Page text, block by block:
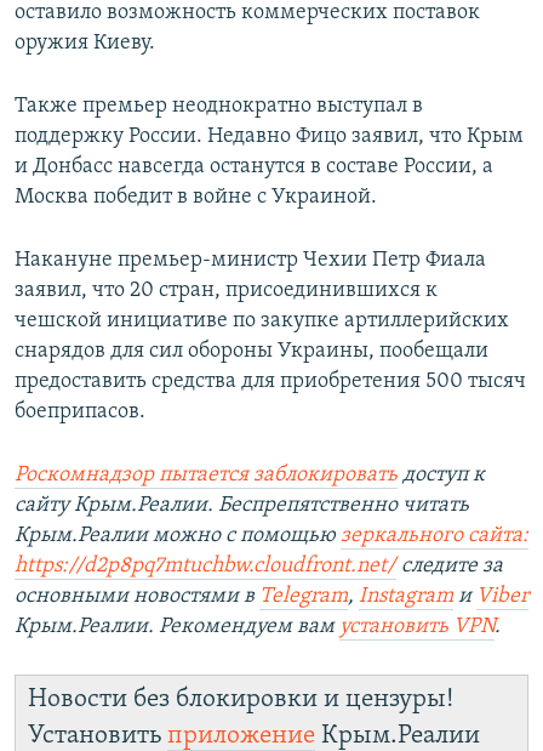
оставило возможность коммерческих поставок
оружия Киеву.
Также премьер неоднократно выступал в
поддержку России. Недавно Фицо заявил, что Крым
и Донбасс навсегда останутся в составе России, а
Москва победит в войне с Украиной.
Накануне премьер-министр Чехии Петр Фиала
заявил, что 20 стран, присоединившихся к
чешской инициативе по закупке артиллерийских
снарядов для сил обороны Украины, пообещали
предоставить средства для приобретения 500 тысяч
боеприпасов.
Роскомнадзор пытается заблокировать доступ к
сайту Крым.Реалии. Беспрепятственно читать
Крым.Реалии можно с помощью зеркального сайта:
https://d2p8pq7mtuchbw.cloudfront.net/следите за
основными новостями в Telegram, Instagram и Viber
Крым.Реалии. Рекомендуем вам установить VPN.
Новости без блокировки и цензуры!
Установить приложение Крым.Реалии